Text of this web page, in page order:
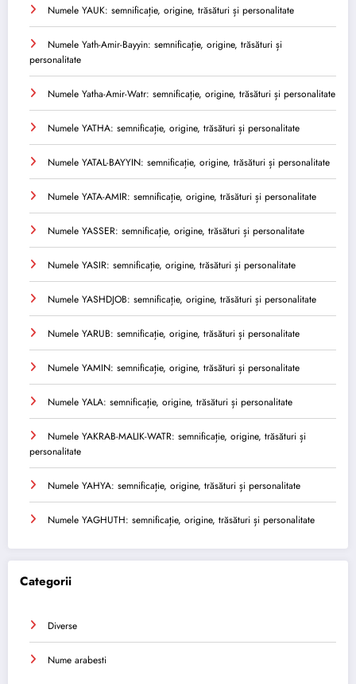
Numele YAUK: semnificație, origine, trăsături și personalitate
Numele Yath-Amir-Bayyin: semnificație, origine, trăsături și
personalitate
Numele Yatha-Amir-Watr: semnificație, origine, trăsături și personalitate
Numele YATHA: semnificație, origine, trăsături și personalitate
Numele YATAL-BAYYIN: semnificație, origine, trăsături și personalitate
Numele YATA-AMIR: semnificație, origine, trăsături și personalitate
Numele YASSER: semnificație, origine, trăsături și personalitate
Numele YASIR: semnificație, origine, trăsături și personalitate
Numele YASHDJOB: semnificație, origine, trăsături și personalitate
Numele YARUB: semnificație, origine, trăsături și personalitate
Numele YAMIN: semnificație, origine, trăsături și personalitate
Numele YALA: semnificație, origine, trăsături și personalitate
Numele YAKRAB-MALIK-WATR: semnificație, origine, trăsături și
personalitate
Numele YAHYA: semnificație, origine, trăsături și personalitate
Numele YAGHUTH: semnificație, origine, trăsături și personalitate
Categorii
Diverse
Nume arabesti